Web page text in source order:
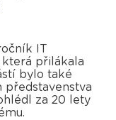
IT
která přilákala
bylo také
představenstva
za 20 lety